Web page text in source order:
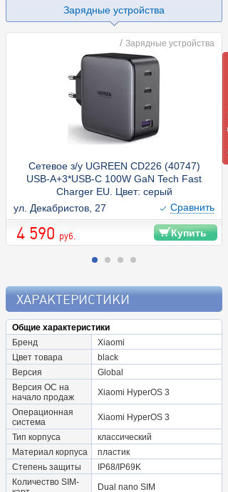
Зарядные устройства
/ Зарядные устройства
Сетевое з/у UGREEN CD226 (40747)
USB-A+3*USB-C 100W GaN Tech Fast
Charger EU. Цвет: серый
ул. Декабристов, 27
Cравнить
4 590 руб. Купить
ХАРАКТЕРИСТИКИ
Общие характеристики
Бренд
Xiaomi
Цвет товара
black
Версия
Global
Версия ОС на
начало продаж
Xiaomi HyperOS 3
Операционная
система
Xiaomi HyperOS 3
Тип корпуса
классический
Материал корпуса
пластик
Степень защиты
IP68/IP69K
Количество SIM-
Dual nano SIM